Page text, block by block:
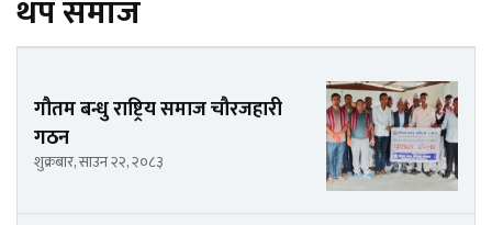
थप समाज
गौतम बन्धु राष्ट्रिय समाज चौरजहारी
गठन
शुक्रबार, साउन २२, २०८३